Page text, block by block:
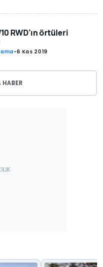
RWD'ın örtüleri
-6 Kas 2019